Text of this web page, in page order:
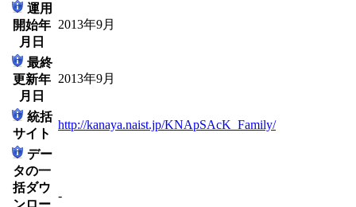
運用
開始年
月日
2013年9月
最終
更新年
月日
2013年9月
統括
サイト
http://kanaya.naist.jp/KNApSAcK_Family/
デー
タの一
括ダウ
ンロー
-